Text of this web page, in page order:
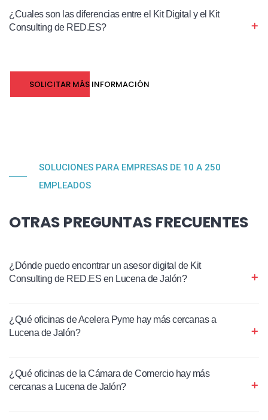
¿Cuales son las diferencias entre el Kit Digital y el Kit
Consulting de RED.ES?
SOLICITAR MÁS INFORMACIÓN
SOLUCIONES PARA EMPRESAS DE 10 A 250
EMPLEADOS
OTRAS PREGUNTAS FRECUENTES
¿Dónde puedo encontrar un asesor digital de Kit
Consulting de RED.ES en Lucena de Jalón?
¿Qué oficinas de Acelera Pyme hay más cercanas a
Lucena de Jalón?
¿Qué oficinas de la Cámara de Comercio hay más
cercanas a Lucena de Jalón?